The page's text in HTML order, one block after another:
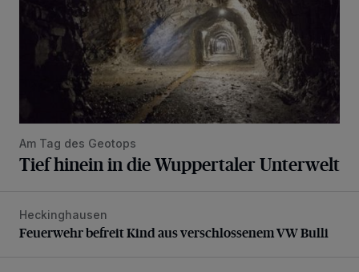
Am Tag des Geotops
Tief hinein in die Wuppertaler Unterwelt
Feuerwehr befreit Kind aus verschlossenem VW Bulli
Heckinghausen
Feuerwehr befreit Kind aus verschlossenem VW Bulli